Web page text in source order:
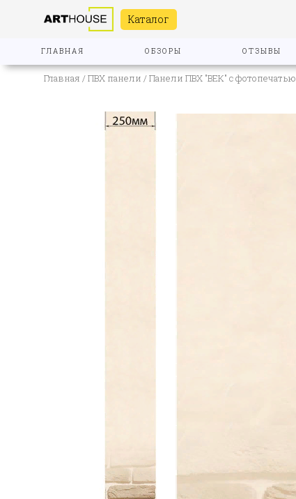
Каталог
ГЛАВНАЯ ОБЗОРЫ ОТЗЫВЫ
Главная /ПВХ панели /Панели ПВХ "ВЕК" с фотопечатью